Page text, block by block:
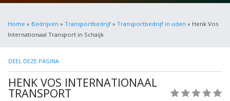
Home » Bedrijven » Transportbedrijf » Transportbedrijf in uden » Henk Vos
Internationaal Transport in Schaijk
DEEL DEZE PAGINA
HENK VOS INTERNATIONAAL
TRANSPORT